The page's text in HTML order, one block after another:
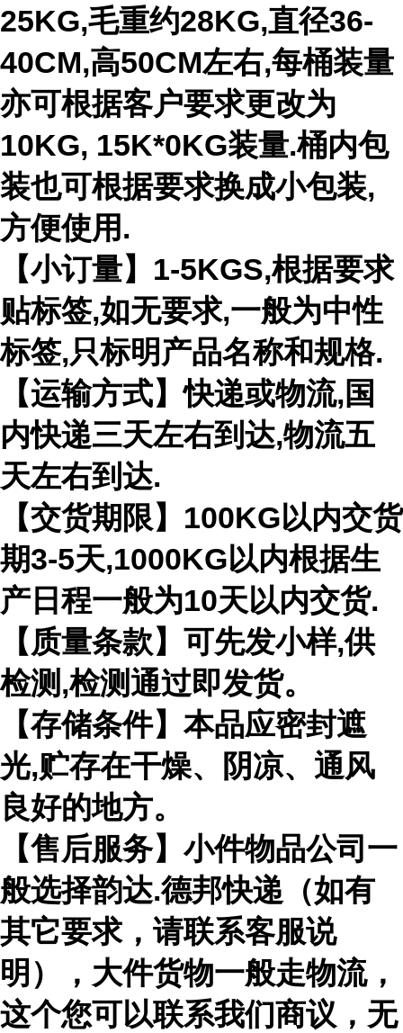
25KG,毛重约28KG,直径36-
40CM,高50CM左右,每桶装量
亦可根据客户要求更改为
10KG, 15K*0KG装量.桶内包
装也可根据要求换成小包装,
方便使用.
【小订量】1-5KGS,根据要求
贴标签,如无要求,一般为中性
标签,只标明产品名称和规格.
【运输方式】快递或物流,国
内快递三天左右到达,物流五
天左右到达.
【交货期限】100KG以内交货
期3-5天,1000KG以内根据生
产日程一般为10天以内交货.
【质量条款】可先发小样,供
检测,检测通过即发货。
【存储条件】本品应密封遮
光,贮存在干燥、阴凉、通风
良好的地方。
【售后服务】小件物品公司一
般选择韵达.德邦快递（如有
其它要求，请联系客服说
明），大件货物一般走物流，
这个您可以联系我们商议，无